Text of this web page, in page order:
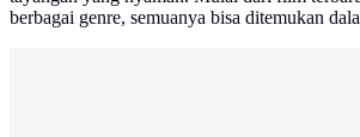
berbagai genre, semuanya bisa ditemukan